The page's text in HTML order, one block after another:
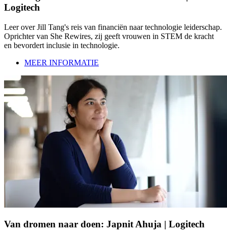
Logitech
Leer over Jill Tang's reis van financiën naar technologie leiderschap.
Oprichter van She Rewires, zij geeft vrouwen in STEM de kracht
en bevordert inclusie in technologie.
MEER INFORMATIE
Van dromen naar doen: Japnit Ahuja | Logitech